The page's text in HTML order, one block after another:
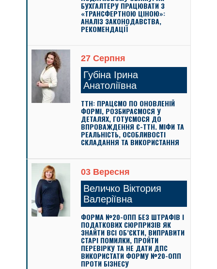
БУХГАЛТЕРУ ПРАЦЮВАТИ З
«ТРАНСФЕРТНОЮ ЦІНОЮ»:
АНАЛІЗ ЗАКОНОДАВСТВА,
РЕКОМЕНДАЦІЇ
27 Серпня
Губіна Ірина
Анатоліївна
ТТН: ПРАЦЄМО ПО ОНОВЛЕНІЙ
ФОРМІ, РОЗБИРАЄМОСЯ У
ДЕТАЛЯХ, ГОТУЄМОСЯ ДО
ВПРОВАЖДЕННЯ Є-ТТН. МІФИ ТА
РЕАЛЬНІСТЬ, ОСОБЛИВОСТІ
СКЛАДАННЯ ТА ВИКОРИСТАННЯ
03 Вересня
Величко Віктория
Валеріївна
ФОРМА №20-ОПП БЕЗ ШТРАФІВ І
ПОДАТКОВИХ СЮРПРИЗІВ ЯК
ЗНАЙТИ ВСІ ОБ’ЄКТИ, ВИПРАВИТИ
СТАРІ ПОМИЛКИ, ПРОЙТИ
ПЕРЕВІРКУ ТА НЕ ДАТИ ДПС
ВИКОРИСТАТИ ФОРМУ №20-ОПП
ПРОТИ БІЗНЕСУ